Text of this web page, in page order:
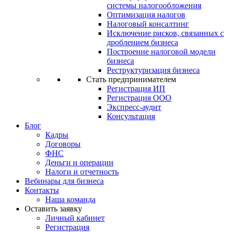
системы налогообложения
Оптимизация налогов
Налоговый консалтинг
Исключение рисков, связанных с
дроблением бизнеса
Построение налоговой модели
бизнеса
Реструктуризация бизнеса
Стать предпринимателем
Регистрация ИП
Регистрация ООО
Экспресс-аудит
Консультация
Блог
Кадры
Договоры
ФНС
Деньги и операции
Налоги и отчетность
Вебинары для бизнеса
Контакты
Наша команда
Оставить заявку
Личный кабинет
Регистрация